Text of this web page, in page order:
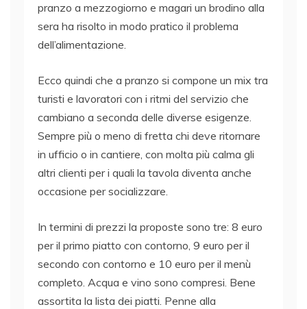
pranzo a mezzogiorno e magari un brodino alla
sera ha risolto in modo pratico il problema
dell’alimentazione.
Ecco quindi che a pranzo si compone un mix tra
turisti e lavoratori con i ritmi del servizio che
cambiano a seconda delle diverse esigenze.
Sempre più o meno di fretta chi deve ritornare
in ufficio o in cantiere, con molta più calma gli
altri clienti per i quali la tavola diventa anche
occasione per socializzare.
In termini di prezzi la proposte sono tre: 8 euro
per il primo piatto con contorno, 9 euro per il
secondo con contorno e 10 euro per il menù
completo. Acqua e vino sono compresi. Bene
assortita la lista dei piatti. Penne alla